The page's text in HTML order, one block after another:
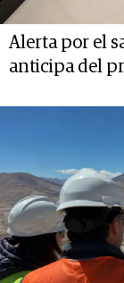
Alerta por el
anticipa del